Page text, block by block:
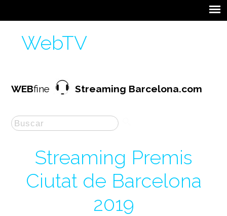
WebTV
WEBfineStreaming Barcelona.com
Streaming Premis
Ciutat de Barcelona
2019